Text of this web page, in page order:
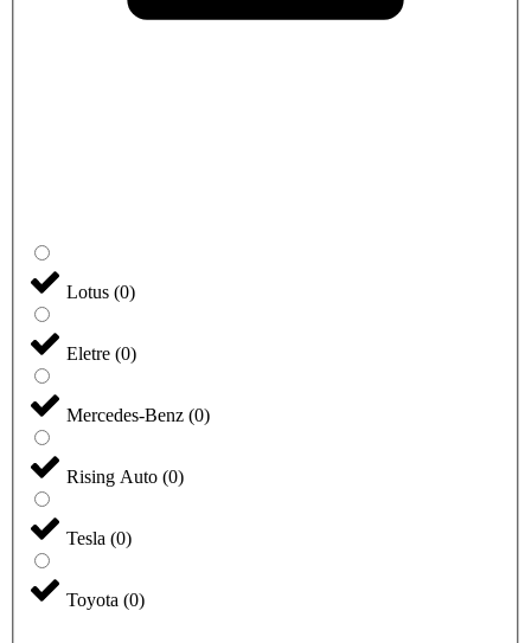
Lotus (0)
Eletre (0)
Mercedes-Benz (0)
Rising Auto (0)
Tesla (0)
Toyota (0)